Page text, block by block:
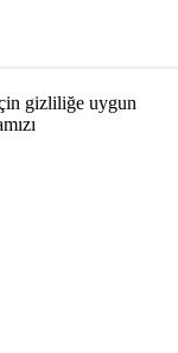
gizliliğe uygun